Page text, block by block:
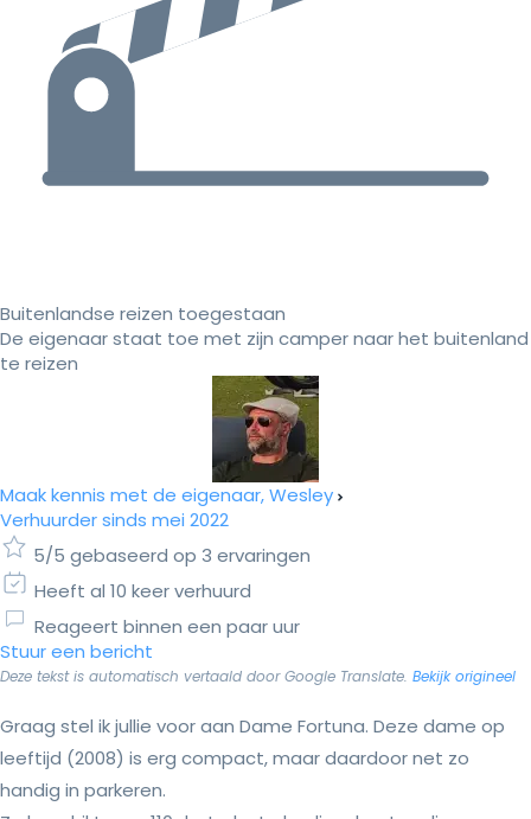
Buitenlandse reizen toegestaan
De eigenaar staat toe met zijn camper naar het buitenland
te reizen
Maak kennis met de eigenaar, Wesley
Verhuurder sinds mei 2022
5/5 gebaseerd op 3 ervaringen
Heeft al 10 keer verhuurd
Reageert binnen een paar uur
Stuur een bericht
Deze tekst is automatisch vertaald door Google Translate. Bekijk origineel
Graag stel ik jullie voor aan Dame Fortuna. Deze dame op
leeftijd (2008) is erg compact, maar daardoor net zo
handig in parkeren.